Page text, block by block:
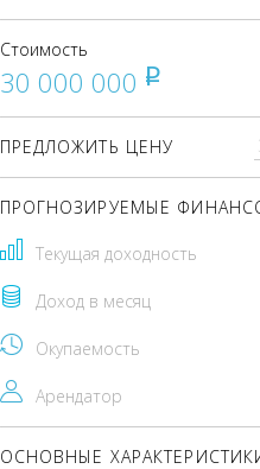
Стоимость
30 000 000 pуб
ПРЕДЛОЖИТЬ ЦЕНУ
ПРОГНОЗИРУЕМЫЕ
Текущая доходность
Доход в месяц
Окупаемость
Арендатор
ОСНОВНЫЕ